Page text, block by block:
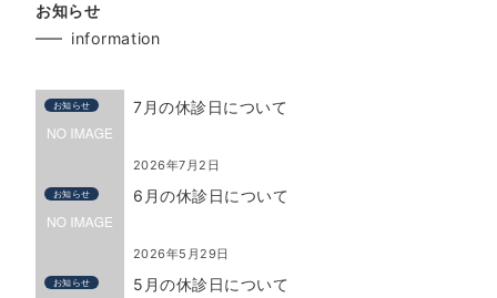
お知らせ
information
お知らせ 7月の休診日について
2026年7月2日
お知らせ 6月の休診日について
2026年5月29日
お知らせ 5月の休診日について